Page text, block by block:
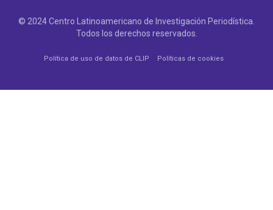
© 2024 Centro Latinoamericano de Investigación Periodística.
Todos los derechos reservados.
Política de uso de datos de CLIP Políticas de cookies